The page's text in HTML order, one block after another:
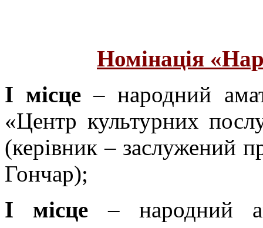
Номінація
І місце –народний
«Центр культурних
(керівник – заслужений
Гончар);
І місце – народний